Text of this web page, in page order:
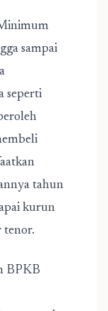
sampai
seperti
tahun
kurun
tenor.
BPKB